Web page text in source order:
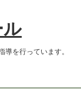
を行っています。